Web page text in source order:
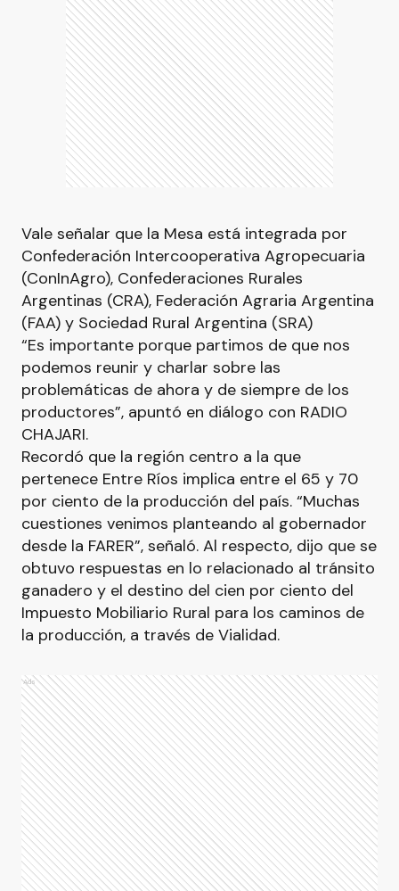
Vale señalar que la Mesa está integrada por
Confederación Intercooperativa Agropecuaria
(ConInAgro), Confederaciones Rurales
Argentinas (CRA), Federación Agraria Argentina
(FAA) y Sociedad Rural Argentina (SRA)
“Es importante porque partimos de que nos
podemos reunir y charlar sobre las
problemáticas de ahora y de siempre de los
productores”, apuntó en diálogo con RADIO
CHAJARI.
Recordó que la región centro a la que
pertenece Entre Ríos implica entre el 65 y 70
por ciento de la producción del país. “Muchas
cuestiones venimos planteando al gobernador
desde la FARER”, señaló. Al respecto, dijo que se
obtuvo respuestas en lo relacionado al tránsito
ganadero y el destino del cien por ciento del
Impuesto Mobiliario Rural para los caminos de
la producción, a través de Vialidad.
Ads